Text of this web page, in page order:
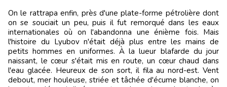
On le rattrapa enfin, près d'une plate-forme pétrolière dont
on se souciait un peu, puis il fut remorqué dans les eaux
internationales où on l'abandonna une énième fois. Mais
l'histoire du Lyubov n'était déjà plus entre les mains de
petits hommes en uniformes. À la lueur blafarde du jour
naissant, le cœur s'était mis en route, un cœur chaud dans
l'eau glacée. Heureux de son sort, il fila au nord-est. Vent
debout, mer houleuse, striée et tâchée d'écume blanche, on